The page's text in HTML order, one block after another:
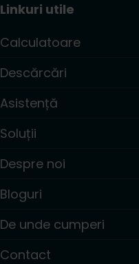
Linkuri utile
Calculatoare
Descărcări
Asistență
Soluții
Despre noi
Bloguri
De unde cumperi
Contact